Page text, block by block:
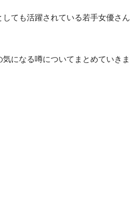
ても活躍されている若手女優さん
になる噂についてまとめていきま